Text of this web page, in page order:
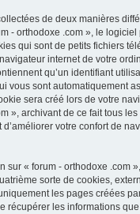
de deux manières
- orthodoxe .com », le
qui sont de petits fichiers
internet de votre
qu’un identifiant
vous sont automatiquement
sera créé lors de votre
», archivant de ce fait tous
votre confort de
sur « forum - orthodoxe .com
sorte de cookies,
les pages créées
récupérer les informations